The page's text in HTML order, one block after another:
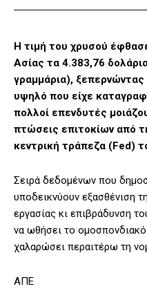
Η τιμή του χρυσού
Ασίας τα 4.383,76
γραμμάρια),
υψηλό που είχε
πολλοί επενδυτές
πτώσεις επιτοκίων από
κεντρική τράπεζα (Fed)
Σειρά δεδομένων που
υποδεικνύουν εξασθένιση
εργασίας κι επιβράδυνση
να ωθήσει το
χαλαρώσει περαιτέρω τη
ΑΠΕ